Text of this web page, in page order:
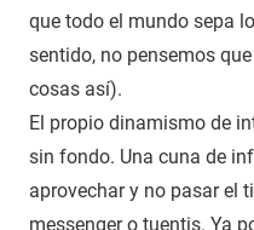
que todo el mundo sepa
sentido, no pensemos
cosas así).
El propio dinamismo de
sin fondo. Una cuna de
aprovechar y no pasar el
messenger o tuentis. Ya